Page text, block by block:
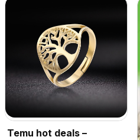
Temu hot deals –